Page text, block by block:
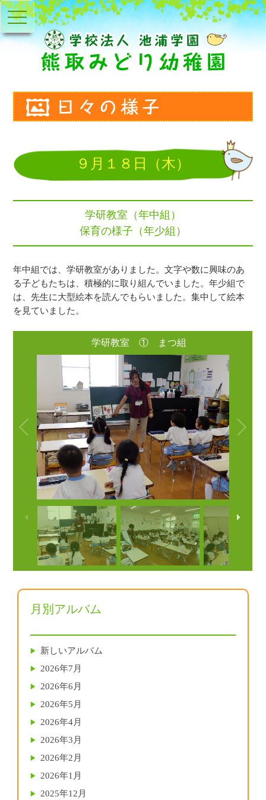
toggle
navigation
９月１８日（木）
学研教室（年中組）
保育の様子（年少組）
年中組では、学研教室がありました。文字や数に興味のあ
る子どもたちは、積極的に取り組んでいました。年少組で
は、先生に大型絵本を読んでもらいました。集中して絵本
を見ていました。
学研教室 ① まつ組
月別アルバム
新しいアルバム
2026年7月
2026年6月
2026年5月
2026年4月
2026年3月
2026年2月
2026年1月
2025年12月